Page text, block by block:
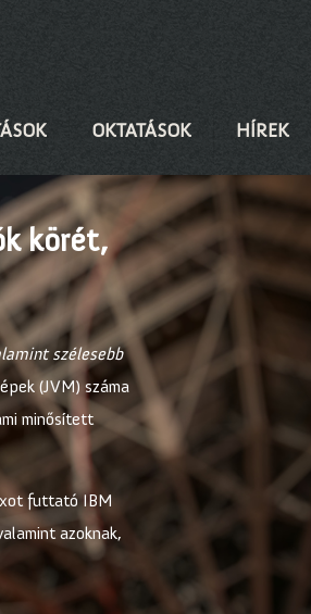
OKTATÁSOK HÍREK
körét,
szélesebb
(JVM) száma
minősített
futtató IBM
azoknak,